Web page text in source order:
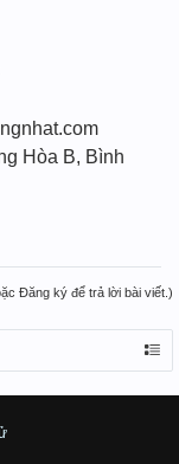
Hòa B, Bình
Đăng ký để trả lời bài viết.)